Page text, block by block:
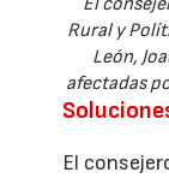
El
Rural y
León,
afectadas
El